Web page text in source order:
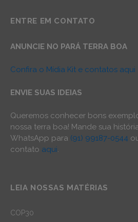
ENTRE EM CONTATO
ANUNCIE NO PARÁ TERRA BOA
Confira o Mídia Kit e contatos aqui
ENVIE SUAS IDEIAS
Queremos conhecer bons
nossa terra boa! Mande sua
WhatsApp para (91) 99187-0544
contato aqui.
LEIA NOSSAS MATÉRIAS
COP30